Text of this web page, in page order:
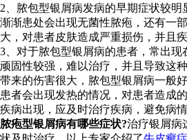
2、脓包型银屑病发病的早期症状较明
渐渐患处会出现无菌性脓疱，还有一
大，对患者皮肤造成严重损伤，并且
3、对于脓包型银屑病的患者，常出现
顽固性较强，难以治疗，并且导致这
带来的伤害很大，脓包型银屑病一般
患者会出现发热的情况，对患者造成
疾病出现，应及时治疗疾病，避免病
脓疱型银屑病有哪些症状?治疗银屑病